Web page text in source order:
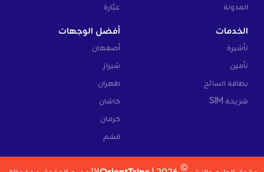
المدونة
عبّارة
الخدمات
تأشيرة
تأمين
بطاقة السائح
شريحة SIM
أفضل الوجهات
أصفهان
شيراز
طهران
كاشان
كرمان
قشم